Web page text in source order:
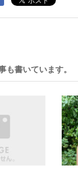
も書いています。